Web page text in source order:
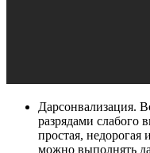
Дарсонвализация.
разрядами слабого
простая, недорогая
можно выполнять